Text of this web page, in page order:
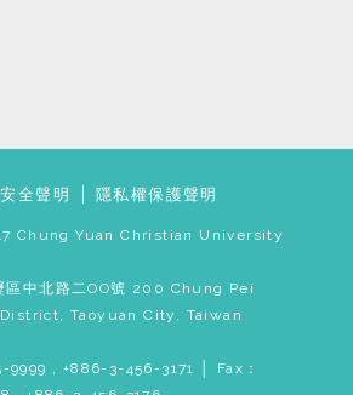
全聲明 隱私權保護聲明
Chung Yuan Christian University
區中北路二OO號 200 Chung Pei
Taoyuan City, Taiwan
, +886-3-456-3171 │ Fax：